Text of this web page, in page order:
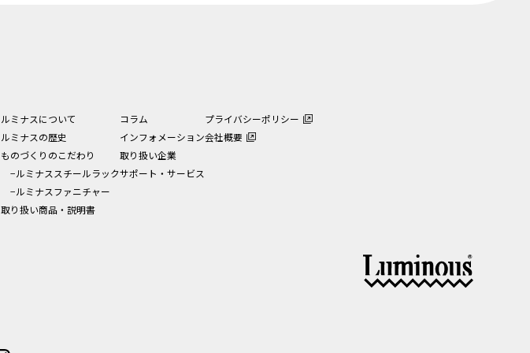
ルミナスについて
ルミナスの歴史
ものづくりのこだわり
−ルミナススチールラック
−ルミナスファニチャー
取り扱い商品・説明書
コラム
インフォメーション
取り扱い企業
サポート・サービス
プライバシーポリシー
会社概要